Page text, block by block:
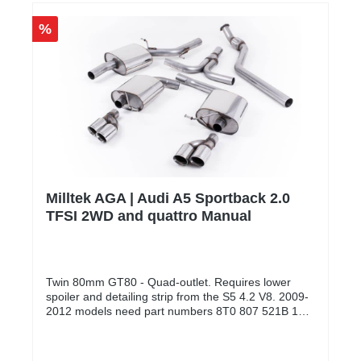
Produktpaletten an EG-zugelassenen
Auspuffanlagen auf dem Markt anzubieten, welche
alle vom TÜV in Deutschland geprüft und genehmigt
wurden. Bitte beachte, dass es sich um
Auftragsfertigungen handelt, dementsprechend kann
es je nach Auftragslage zu Verzögerungen kommen.
Alle unsere Milltek AGAs sind ECE zugelassen und
dadurch eintragungsfrei.** Der Preis für die Montage
wird individuell auf Ihr Fahrzeug berechnet und wird
daher weder angezeigt noch berechnet.
%
Milltek AGA | Audi A5 Sportback 2.0
TFSI 2WD and quattro Manual
Twin 80mm GT80 - Quad-outlet. Requires lower
spoiler and detailing strip from the S5 4.2 V8. 2009-
2012 models need part numbers 8T0 807 521B 1RR